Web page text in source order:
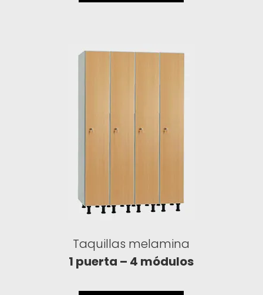
Taquillas melamina
1 puerta – 4 módulos